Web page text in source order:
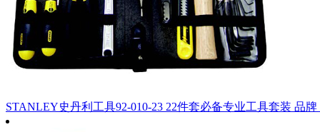
STANLEY史丹利工具92-010-23 22件套必备专业工具套装 品牌